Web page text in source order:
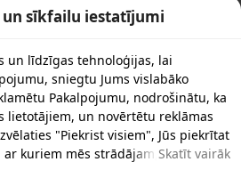
sīkfailu iestatījumi
un līdzīgas tehnoloģijas, lai
sniegtu Jums vislabāko
Pakalpojumu, nodrošinātu, ka
lietotājiem, un novērtētu reklāmas
"Piekrist visiem", Jūs piekrītat
kuriem mēs strādājam, Skatīt vairāk